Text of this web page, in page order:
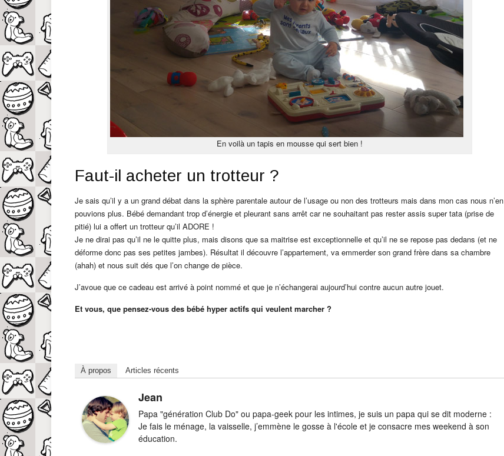
En voilà un tapis en mousse qui sert bien !
Faut-il acheter un trotteur ?
Je sais qu’il y a un grand débat dans la sphère parentale autour de l’usage ou non des trotteurs mais dans mon cas nous n’en
pouvions plus. Bébé demandant trop d’énergie et pleurant sans arrêt car ne souhaitant pas rester assis super tata (prise de
pitié) lui a offert un trotteur qu’il ADORE !
Je ne dirai pas qu’il ne le quitte plus, mais disons que sa maitrise est exceptionnelle et qu’il ne se repose pas dedans (et ne
déforme donc pas ses petites jambes). Résultat il découvre l’appartement, va emmerder son grand frère dans sa chambre
(ahah) et nous suit dés que l’on change de pièce.
J’avoue que ce cadeau est arrivé à point nommé et que je n’échangerai aujourd’hui contre aucun autre jouet.
Et vous, que pensez-vous des bébé hyper actifs qui veulent marcher ?
À propos Articles récents
Jean
Papa "génération Club Do" ou papa-geek pour les intimes, je suis un papa qui se dit moderne :
Je fais le ménage, la vaisselle, j’emmène le gosse à l'école et je consacre mes weekend à son
éducation.